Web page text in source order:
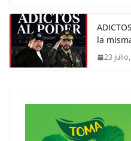
la
23